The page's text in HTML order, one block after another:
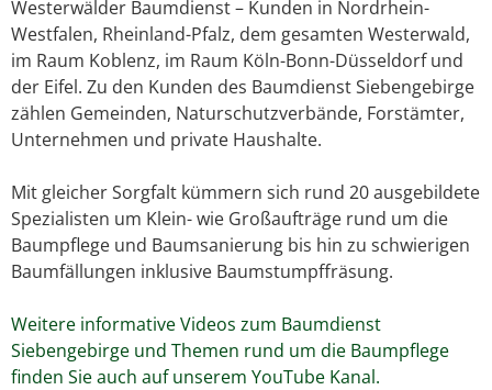
Westerwälder Baumdienst – Kunden in Nordrhein-
Westfalen, Rheinland-Pfalz, dem gesamten Westerwald,
im Raum Koblenz, im Raum Köln-Bonn-Düsseldorf und
der Eifel. Zu den Kunden des Baumdienst Siebengebirge
zählen Gemeinden, Naturschutzverbände, Forstämter,
Unternehmen und private Haushalte.
Mit gleicher Sorgfalt kümmern sich rund 20 ausgebildete
Spezialisten um Klein- wie Großaufträge rund um die
Baumpflege und Baumsanierung bis hin zu schwierigen
Baumfällungen inklusive Baumstumpffräsung.
Weitere informative Videos zum Baumdienst
Siebengebirge und Themen rund um die Baumpflege
finden Sie auch auf unserem YouTube Kanal.